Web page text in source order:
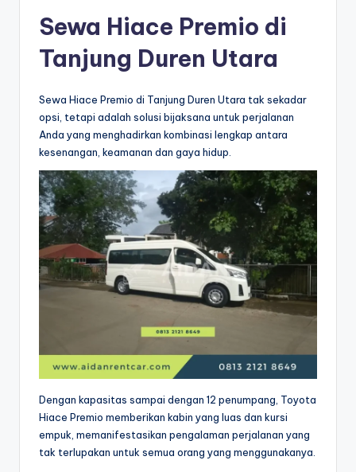
Sewa Hiace Premio di
Tanjung Duren Utara
Sewa Hiace Premio di Tanjung Duren Utara tak sekadar
opsi, tetapi adalah solusi bijaksana untuk perjalanan
Anda yang menghadirkan kombinasi lengkap antara
kesenangan, keamanan dan gaya hidup.
Dengan kapasitas sampai dengan 12 penumpang, Toyota
Hiace Premio memberikan kabin yang luas dan kursi
empuk, memanifestasikan pengalaman perjalanan yang
tak terlupakan untuk semua orang yang menggunakanya.